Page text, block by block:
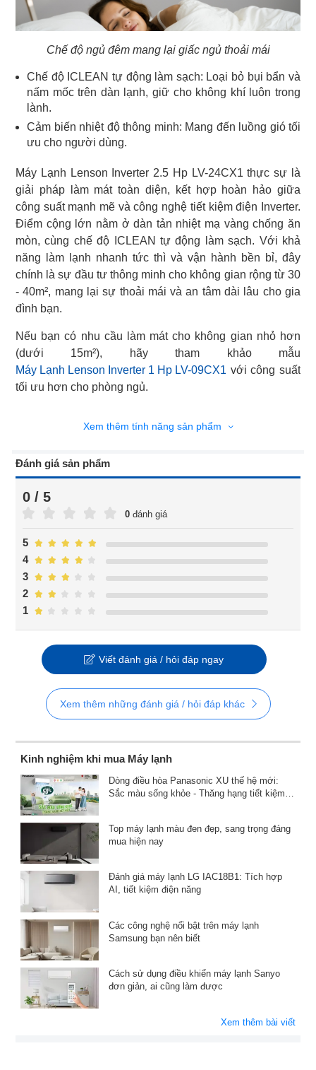
Chế độ ngủ đêm mang lại giấc ngủ thoải mái
Chế độ ICLEAN tự động làm sạch: Loại bỏ bụi bẩn và
nấm mốc trên dàn lạnh, giữ cho không khí luôn trong
lành.
Cảm biến nhiệt độ thông minh: Mang đến luồng gió tối
ưu cho người dùng.
Máy Lạnh Lenson Inverter 2.5 Hp LV-24CX1 thực sự là
giải pháp làm mát toàn diện, kết hợp hoàn hảo giữa
công suất mạnh mẽ và công nghệ tiết kiệm điện Inverter.
Điểm cộng lớn nằm ở dàn tản nhiệt mạ vàng chống ăn
mòn, cùng chế độ ICLEAN tự động làm sạch. Với khả
năng làm lạnh nhanh tức thì và vận hành bền bỉ, đây
chính là sự đầu tư thông minh cho không gian rộng từ 30
- 40m², mang lại sự thoải mái và an tâm dài lâu cho gia
đình bạn.
Nếu bạn có nhu cầu làm mát cho không gian nhỏ hơn
Máy Lạnh Lenson Inverter 1 Hp LV-09CX1 với công suất
tối ưu hơn cho phòng ngủ.
Xem thêm tính năng sản phẩm
Đánh giá sản phẩm
0 / 5
0 đánh giá
1
2
3
4
5
Viết đánh giá / hỏi đáp ngay
Xem thêm những đánh giá / hỏi đáp khác
Kinh nghiệm khi mua Máy lạnh
Dòng điều hòa Panasonic XU thế hệ mới:
Sắc màu sống khỏe - Thăng hạng tiết kiệm
Top máy lạnh màu đen đẹp, sang trọng đáng
mua hiện nay
Đánh giá máy lạnh LG IAC18B1: Tích hợp
AI, tiết kiệm điện năng
Các công nghệ nổi bật trên máy lạnh
Samsung bạn nên biết
Cách sử dụng điều khiển máy lạnh Sanyo
đơn giản, ai cũng làm được
Xem thêm bài viết